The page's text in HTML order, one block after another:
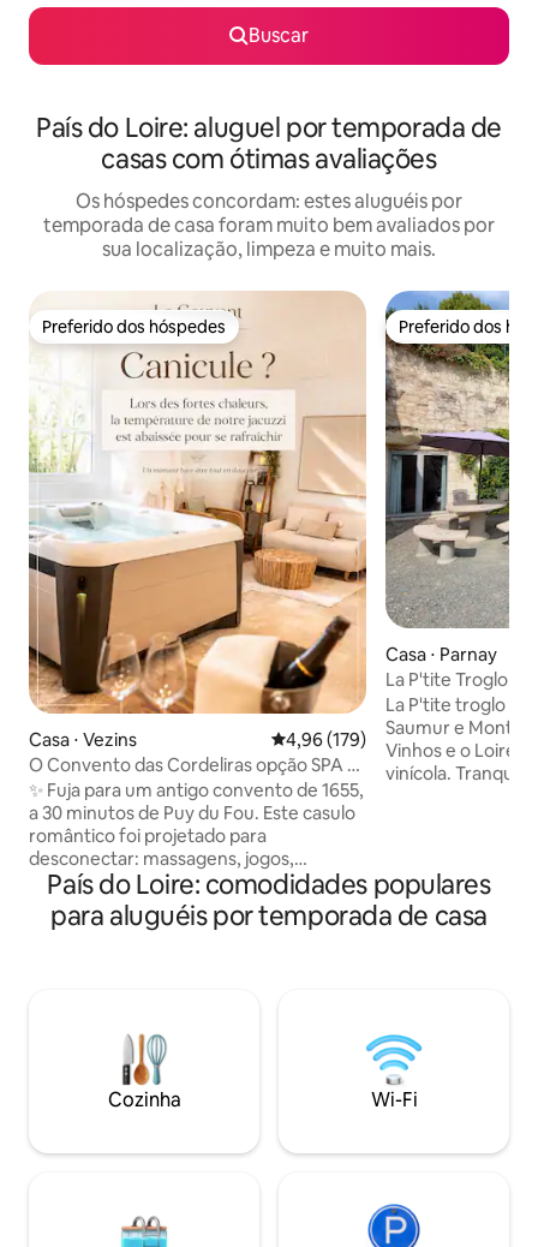
Buscar
País do Loire: aluguel por temporada de
casas com ótimas avaliações
Os hóspedes concordam: estes aluguéis por
temporada de casa foram muito bem avaliados por
sua localização, limpeza e muito mais.
Preferido dos hóspedes
Preferido dos hóspedes
Casa ⋅ Vezins 4,96 de uma avaliação média de
4,96 (179)
O Convento das Cordeliras opção SPA e
Jantar
✨ Fuja para um antigo convento de 1655,
a 30 minutos de Puy du Fou. Este casulo
romântico foi projetado para
desconectar: massagens, jogos,
telescópio, planetário, streaming e
muitas experiências para dois.
Opcionalmente (+ 80 euros/noite nos
bem-estar. Uma oportunidade única
para desfrutar de um verdadeiro tajine
marroquino tradicional para uma
experiência gourmet. Perfeito para um
Preferido dos
Preferido dos
Casa ⋅ Parnay
La P'tite Troglo,
na colina
La P'tite troglo
Saumur e
Vinhos e o Loire
vinícola.
banheiro
chuveiro/
MàL, necessária
País do Loire: comodidades populares
para aluguéis por temporada de casa
Cozinha Wi-Fi